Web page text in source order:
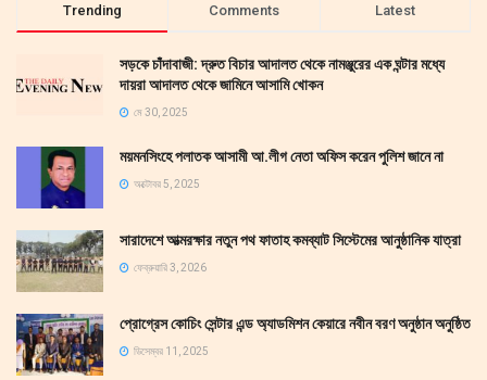
Trending Comments Latest
সড়কে চাঁদাবাজী: দ্রুত বিচার আদালত থেকে নামঞ্জুরের এক ঘন্টার মধ্যে
দায়রা আদালত থেকে জামিনে আসামি খোকন
মে 30, 2025
ময়মনসিংহে পলাতক আসামী আ.লীগ নেতা অফিস করেন পুলিশ জানে না
অক্টোবর 5, 2025
সারাদেশে আত্মরক্ষার নতুন পথ ফাতাহ কমব্যাট সিস্টেমের আনুষ্ঠানিক যাত্রা
ফেব্রুয়ারি 3, 2026
প্রোগ্রেস কোচিং সেন্টার এন্ড অ্যাডমিশন কেয়ারে নবীন বরণ অনুষ্ঠান অনুষ্ঠিত
ডিসেম্বর 11, 2025